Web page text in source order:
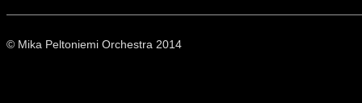
© Mika Peltoniemi Orchestra 2014